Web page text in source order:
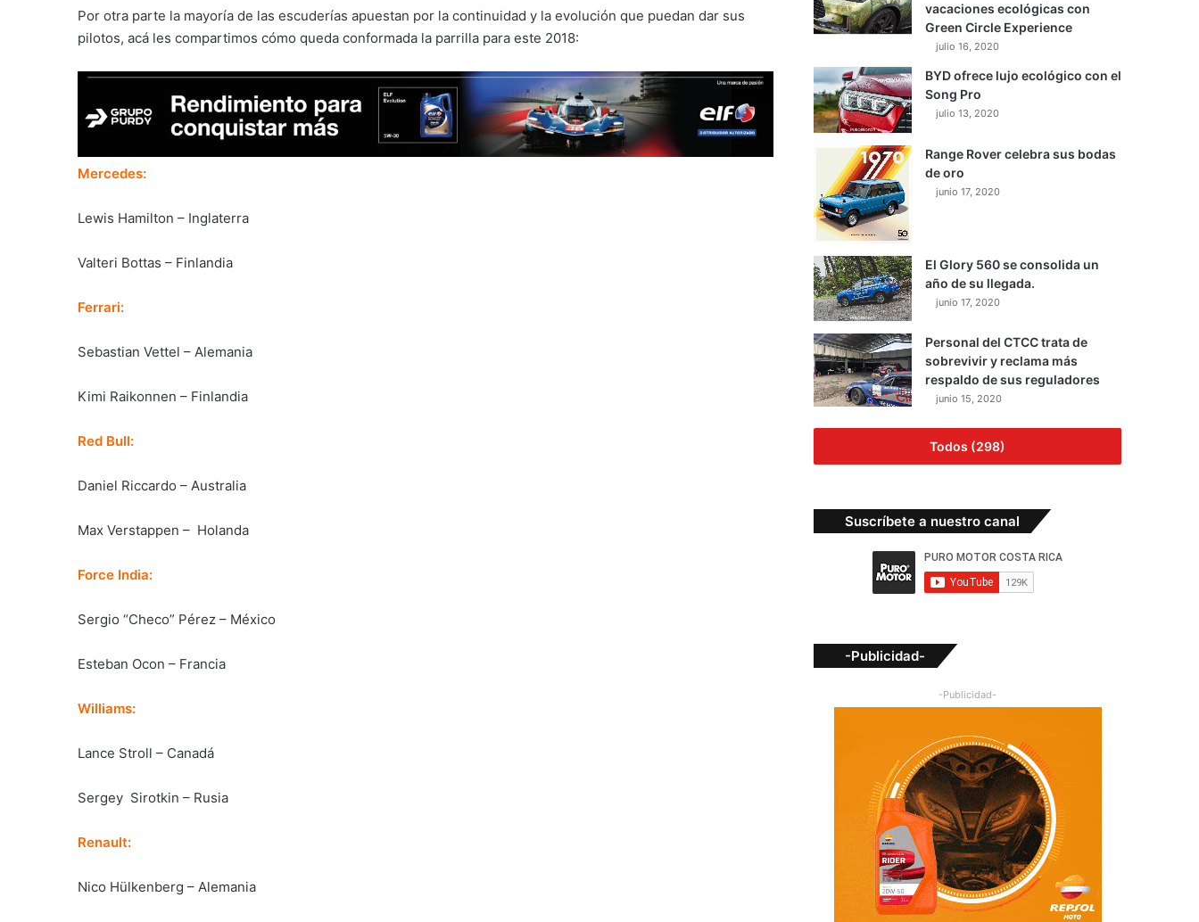
Por otra parte la mayoría de las escuderías apuestan por la continuidad y la evolución que puedan dar sus
pilotos, acá les compartimos cómo queda conformada la parrilla para este 2018:
Mercedes:
Lewis Hamilton – Inglaterra
Valteri Bottas – Finlandia
Ferrari:
Sebastian Vettel – Alemania
Kimi Raikonnen – Finlandia
Red Bull:
Daniel Riccardo – Australia
Max Verstappen – Holanda
Force India:
Sergio “Checo” Pérez – México
Esteban Ocon – Francia
Williams:
Lance Stroll – Canadá
Sergey Sirotkin – Rusia
Renault:
Nico Hülkenberg – Alemania
vacaciones ecológicas con
Green Circle Experience
julio 16, 2020
BYD ofrece lujo ecológico con el
Song Pro
julio 13, 2020
Range Rover celebra sus bodas
de oro
junio 17, 2020
El Glory 560 se consolida un
año de su llegada.
junio 17, 2020
Personal del CTCC trata de
sobrevivir y reclama más
respaldo de sus reguladores
junio 15, 2020
Todos (298)
Suscríbete a nuestro canal
-Publicidad-
-Publicidad-